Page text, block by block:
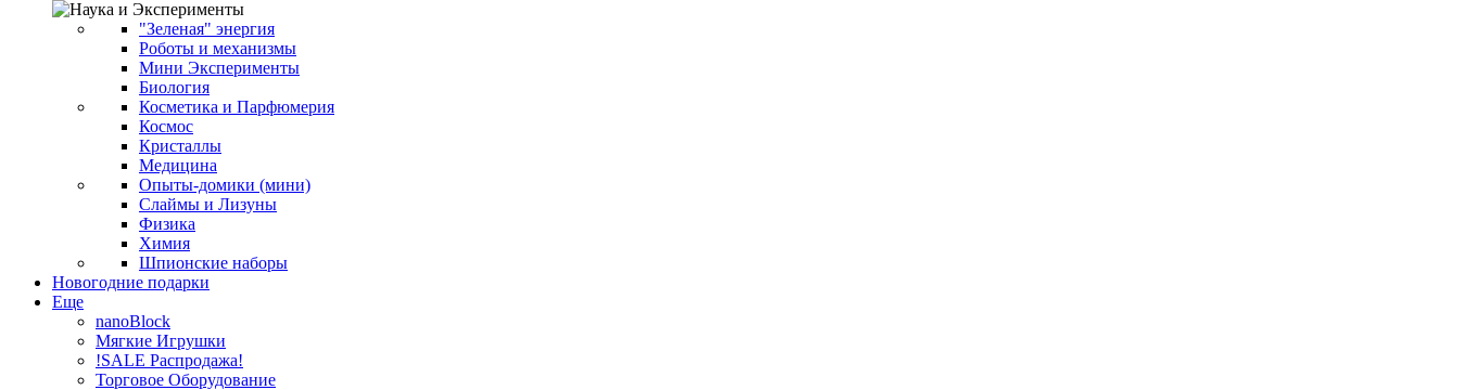
"Зеленая" энергия
Роботы и механизмы
Мини Эксперименты
Биология
Косметика и Парфюмерия
Космос
Кристаллы
Медицина
Опыты-домики (мини)
Слаймы и Лизуны
Физика
Химия
Шпионские наборы
Новогодние подарки
Еще
nanoBlock
Мягкие Игрушки
!SALE Распродажа!
Торговое Оборудование